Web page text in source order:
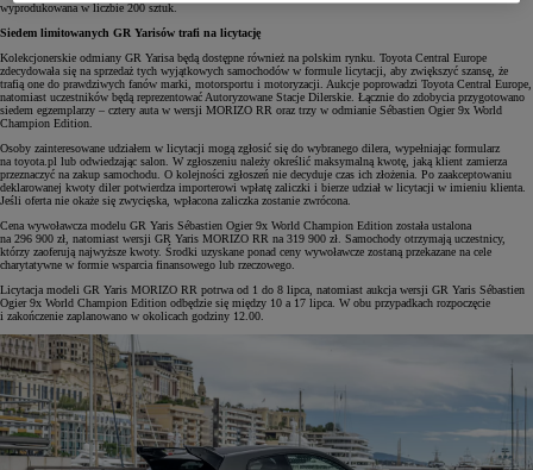
wyprodukowana w liczbie 200 sztuk.
Siedem limitowanych GR Yarisów trafi na licytację
Kolekcjonerskie odmiany GR Yarisa będą dostępne również na polskim rynku. Toyota Central Europe
zdecydowała się na sprzedaż tych wyjątkowych samochodów w formule licytacji, aby zwiększyć szansę, że
trafią one do prawdziwych fanów marki, motorsportu i motoryzacji. Aukcje poprowadzi Toyota Central Europe,
natomiast uczestników będą reprezentować Autoryzowane Stacje Dilerskie. Łącznie do zdobycia przygotowano
siedem egzemplarzy – cztery auta w wersji MORIZO RR oraz trzy w odmianie Sébastien Ogier 9x World
Champion Edition.
Osoby zainteresowane udziałem w licytacji mogą zgłosić się do wybranego dilera, wypełniając formularz
na toyota.pl lub odwiedzając salon. W zgłoszeniu należy określić maksymalną kwotę, jaką klient zamierza
przeznaczyć na zakup samochodu. O kolejności zgłoszeń nie decyduje czas ich złożenia. Po zaakceptowaniu
deklarowanej kwoty diler potwierdza importerowi wpłatę zaliczki i bierze udział w licytacji w imieniu klienta.
Jeśli oferta nie okaże się zwycięska, wpłacona zaliczka zostanie zwrócona.
Cena wywoławcza modelu GR Yaris Sébastien Ogier 9x World Champion Edition została ustalona
na 296 900 zł, natomiast wersji GR Yaris MORIZO RR na 319 900 zł. Samochody otrzymają uczestnicy,
którzy zaoferują najwyższe kwoty. Środki uzyskane ponad ceny wywoławcze zostaną przekazane na cele
charytatywne w formie wsparcia finansowego lub rzeczowego.
Licytacja modeli GR Yaris MORIZO RR potrwa od 1 do 8 lipca, natomiast aukcja wersji GR Yaris Sébastien
Ogier 9x World Champion Edition odbędzie się między 10 a 17 lipca. W obu przypadkach rozpoczęcie
i zakończenie zaplanowano w okolicach godziny 12.00.